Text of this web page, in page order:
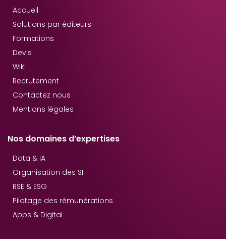
Accueil
Solutions par éditeurs
Formations
Devis
Wiki
Recrutement
Contactez nous
Mentions légales
Nos domaines d’expertises
Data & IA
Organisation des SI
RSE & ESG
Pilotage des rémunérations
Apps & Digital